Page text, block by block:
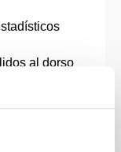
al dorso
públicos de